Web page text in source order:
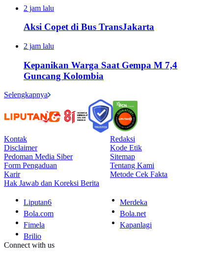
2 jam lalu
Aksi Copet di Bus TransJakarta
2 jam lalu
Kepanikan Warga Saat Gempa M 7,4
Guncang Kolombia
Selengkapnya
Kontak
Redaksi
Disclaimer
Kode Etik
Pedoman Media Siber
Sitemap
Form Pengaduan
Tentang Kami
Karir
Metode Cek Fakta
Hak Jawab dan Koreksi Berita
Liputan6
Merdeka
Bola.com
Bola.net
Fimela
Kapanlagi
Brilio
Connect with us